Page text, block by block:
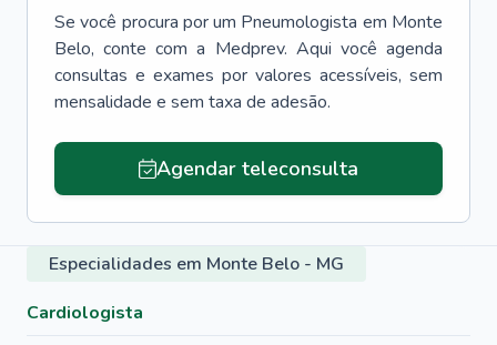
Se você procura por um Pneumologista em Monte
Belo, conte com a Medprev. Aqui você agenda
consultas e exames por valores acessíveis, sem
mensalidade e sem taxa de adesão.
Agendar teleconsulta
Especialidades em Monte Belo - MG
Cardiologista